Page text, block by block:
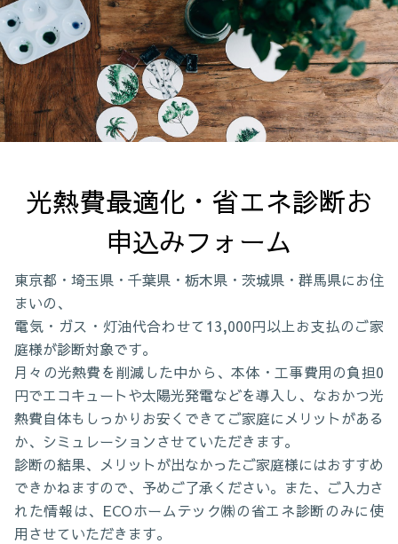
光熱費最適化・省エネ診断お
申込みフォーム
東京都・埼玉県・千葉県・栃木県・茨城県・群馬県にお住
まいの、
電気・ガス・灯油代合わせて13,000円以上お支払のご家
庭様が診断対象です。
月々の光熱費を削減した中から、本体・工事費用の負担0
円でエコキュートや太陽光発電などを導入し、なおかつ光
熱費自体もしっかりお安くできてご家庭にメリットがある
か、シミュレーションさせていただきます。
診断の結果、メリットが出なかったご家庭様にはおすすめ
できかねますので、予めご了承ください。また、ご入力さ
れた情報は、ECOホームテック㈱の省エネ診断のみに使
用させていただきます。